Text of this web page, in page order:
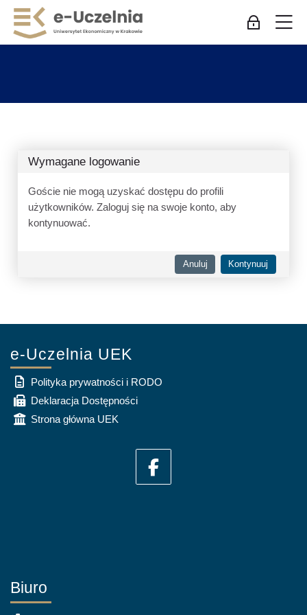
Skip to navigation
Skip to login form
Przejdź do głównej zawartości
Skip to accessibility options
Skip to footer
Skip accessibility options
Zaloguj
Wymagane logowanie
Goście nie mogą uzyskać dostępu do profili
użytkowników. Zaloguj się na swoje konto, aby
kontynuować.
Anuluj Kontynuuj
e-Uczelnia UEK
Polityka prywatności i RODO
Deklaracja Dostępności
Strona główna UEK
Biuro